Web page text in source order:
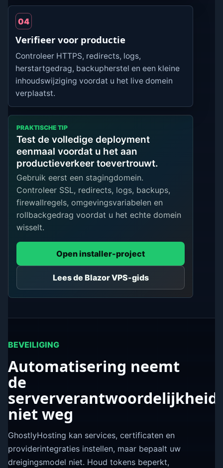
04
Verifieer voor productie
Controleer HTTPS, redirects, logs,
herstartgedrag, backupherstel en een kleine
inhoudswijziging voordat u het live domein
verplaatst.
PRAKTISCHE TIP
Test de volledige deployment
eenmaal voordat u het aan
productieverkeer toevertrouwt.
Gebruik eerst een stagingdomein.
Controleer SSL, redirects, logs, backups,
firewallregels, omgevingsvariabelen en
rollbackgedrag voordat u het echte domein
wisselt.
Open installer-project
Lees de Blazor VPS-gids
BEVEILIGING
Automatisering neemt
de
serververantwoordelijkheid
niet weg
GhostlyHosting kan services, certificaten en
providerintegraties instellen, maar bepaalt uw
dreigingsmodel niet. Houd tokens beperkt,